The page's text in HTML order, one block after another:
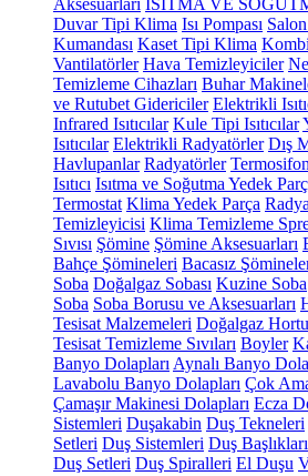
Aksesuarları ISITMA VE
Duvar Tipi Klima Isı Pompası
Kumandası Kaset Tipi Klima Kombi
Vantilatörler Hava Temizleyiciler
Temizleme Cihazları Buhar
ve Rutubet Gidericiler Elektrikli
Infrared Isıtıcılar Kule Tipi Isıtıcılar
Isıtıcılar Elektrikli Radyatörler Dış
Havlupanlar Radyatörler
Isıtıcı Isıtma ve Soğutma Yedek
Termostat Klima Yedek Parça
Temizleyicisi Klima Temizleme
Sıvısı Şömine Şömine Aksesuarları
Bahçe Şömineleri Bacasız
Soba Doğalgaz Sobası Kuzine Soba
Soba Soba Borusu ve Aksesuarları
Tesisat Malzemeleri Doğalgaz
Tesisat Temizleme Sıvıları Boyler
Banyo Dolapları Aynalı Banyo
Lavabolu Banyo Dolapları Çok
Çamaşır Makinesi Dolapları Ecza
Sistemleri Duşakabin Duş Tekneleri
Setleri Duş Sistemleri Duş Başlıkları
Duş Setleri Duş Spiralleri El Duşu